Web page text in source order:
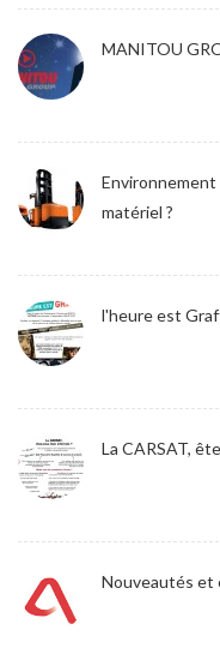
MANITOU
matériel ?
l'heure est
La CARSAT,
Nouveautés et